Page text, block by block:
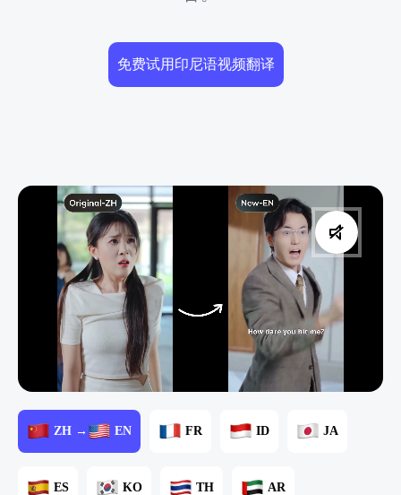
免费试用印尼语视频翻译
ZH → EN FR ID JA
ES KO TH AR